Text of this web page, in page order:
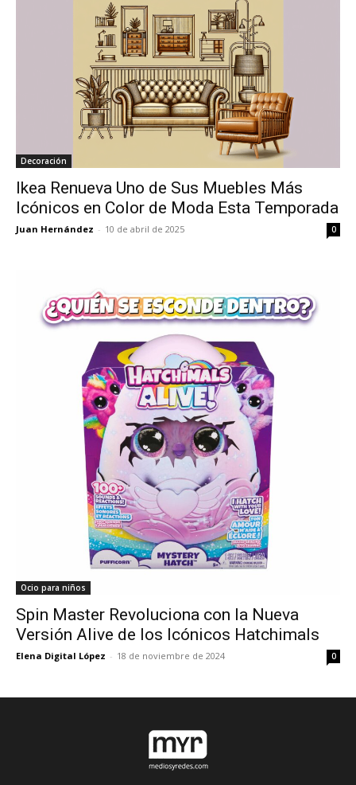
Decoración
Ikea Renueva Uno de Sus Muebles Más
Icónicos en Color de Moda Esta Temporada
Juan Hernández - 10 de abril de 2025 0
Ocio para niños
Spin Master Revoluciona con la Nueva
Versión Alive de los Icónicos Hatchimals
Elena Digital López - 18 de noviembre de 2024 0